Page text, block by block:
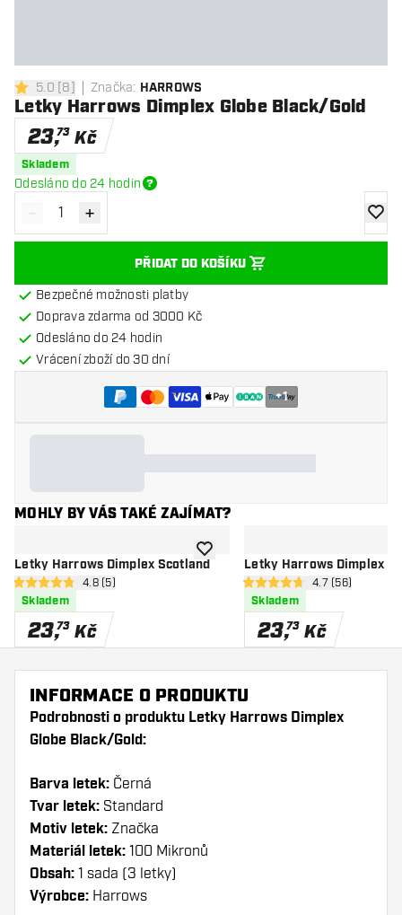
5 hodnoticí hvězdičky
5.0 [8] Značka: HARROWS
Letky Harrows Dimplex Globe Black/Gold
23,73 Kč
Skladem
Odesláno do 24 hodin
Snížit množství
- Zvýšit množství
+
PŘIDAT DO KOŠÍKU
Bezpečné možnosti platby
Doprava zdarma od 3000 Kč
Odesláno do 24 hodin
Vrácení zboží do 30 dní
+1
MOHLY BY VÁS TAKÉ ZAJÍMAT?
Letky Harrows Dimplex Scotland
otevřít panel recenzí
4.8 hodnoticí hvězdičky
4.8 (5)
Skladem
23,73 Kč
Přidat do seznamu přání
Letky Harrows Dimplex
otevřít panel
4.7 hodnoticí hvězdičky
4.7 (56)
Skladem
23,73 Kč
INFORMACE O PRODUKTU
Podrobnosti o produktu Letky Harrows Dimplex
Globe Black/Gold:
Barva letek: Černá
Tvar letek: Standard
Motiv letek: Značka
Materiál letek: 100 Mikronů
Obsah: 1 sada (3 letky)
Výrobce: Harrows